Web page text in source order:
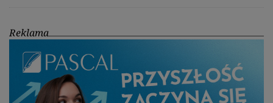
Reklama